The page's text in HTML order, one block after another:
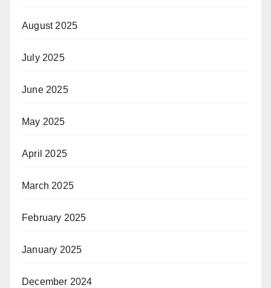
August 2025
July 2025
June 2025
May 2025
April 2025
March 2025
February 2025
January 2025
December 2024